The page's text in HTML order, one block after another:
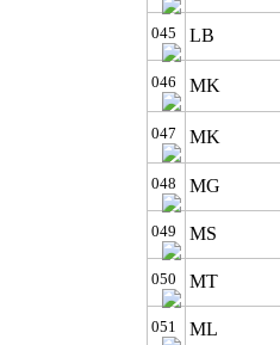
045 LB
046 MK
047 MK
048 MG
049 MS
050 MT
051 ML